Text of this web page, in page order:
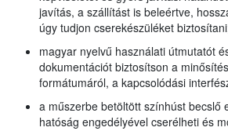
javítás, a szállítást is beleértve,
úgy tudjon cserekészüléket
magyar nyelvű használati útmutatót
dokumentációt biztosítson a
formátumáról, a kapcsolódási
a műszerbe betöltött színhúst becslő
hatóság engedélyével cserélheti és